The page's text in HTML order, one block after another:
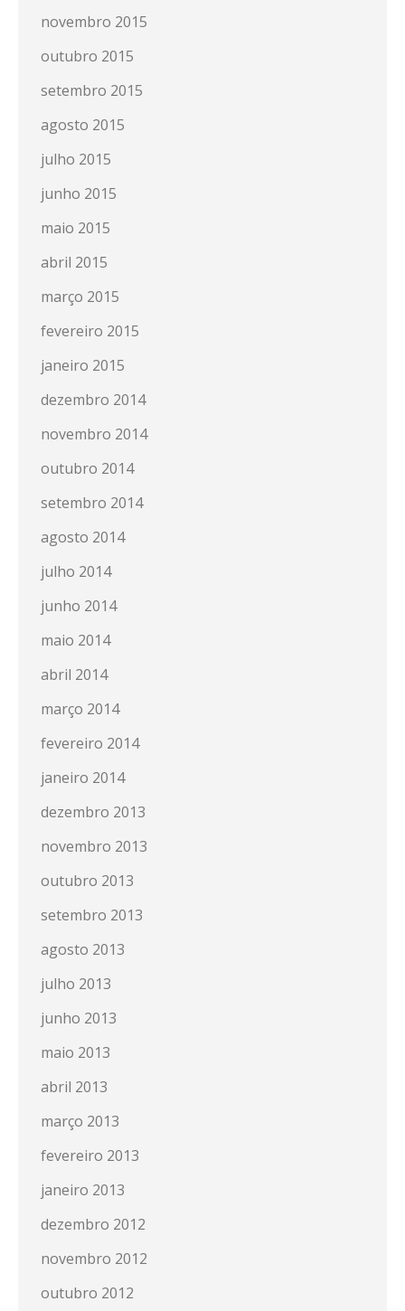
novembro 2015
outubro 2015
setembro 2015
agosto 2015
julho 2015
junho 2015
maio 2015
abril 2015
março 2015
fevereiro 2015
janeiro 2015
dezembro 2014
novembro 2014
outubro 2014
setembro 2014
agosto 2014
julho 2014
junho 2014
maio 2014
abril 2014
março 2014
fevereiro 2014
janeiro 2014
dezembro 2013
novembro 2013
outubro 2013
setembro 2013
agosto 2013
julho 2013
junho 2013
maio 2013
abril 2013
março 2013
fevereiro 2013
janeiro 2013
dezembro 2012
novembro 2012
outubro 2012